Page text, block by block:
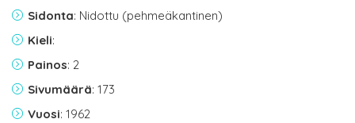
Sidonta: Nidottu (pehmeäkantinen)
Kieli:
Painos: 2
Sivumäärä: 173
Vuosi: 1962